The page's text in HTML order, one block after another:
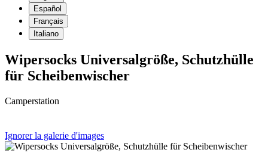
Español
Français
Italiano
Wipersocks Universalgröße, Schutzhülle
für Scheibenwischer
Camperstation
Ignorer la galerie d'images